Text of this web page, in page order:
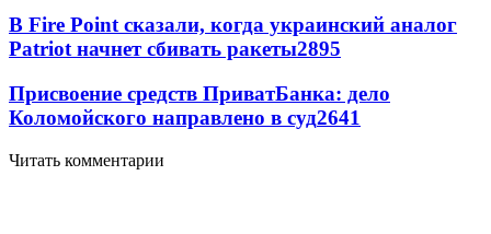
В Fire Point сказали, когда украинский аналог
Patriot начнет сбивать ракеты2895
Присвоение средств ПриватБанка: дело
Коломойского направлено в суд2641
Читать комментарии